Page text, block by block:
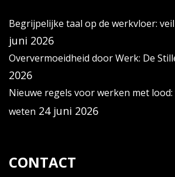
Begrijpelijke taal op de werkvloer:
juni 2026
Oververmoeidheid door Werk: De
2026
Nieuwe regels voor werken met
weten 24 juni 2026
CONTACT